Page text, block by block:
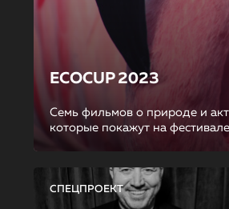
ECOCUP 2023
Семь фильмов о природе и
которые покажут на
СПЕЦПРОЕКТ